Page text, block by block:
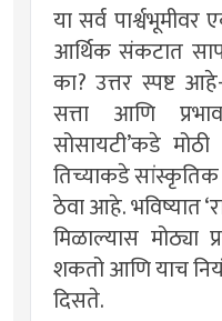
या सर्व पार्श्वभूमीवर
आर्थिक संकटात
का? उत्तर स्पष्ट आहे-
सत्ता आणि
सोसायटी’कडे
तिच्याकडे सांस्कृतिक
ठेवा आहे. भविष्यात
मिळाल्यास मोठ्या
शकतो आणि याच
दिसते.